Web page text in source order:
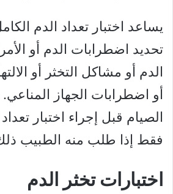
يساعد اختبار تعداد الدم
تحديد اضطرابات الدم أو
الدم أو مشاكل التخثر أو
أو اضطرابات الجهاز المناعي.
الصيام قبل إجراء اختبار
فقط إذا طلب منه الطبيب
اختبارات تخثر الدم